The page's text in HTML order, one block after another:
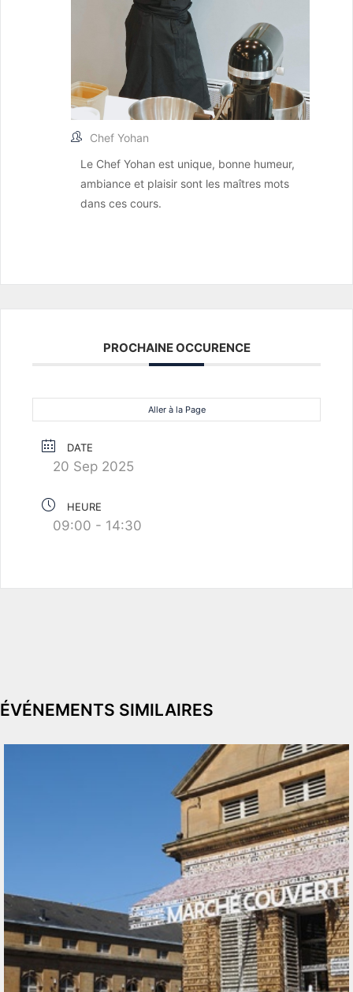
Chef Yohan
Le Chef Yohan est unique, bonne humeur,
ambiance et plaisir sont les maîtres mots
dans ces cours.
PROCHAINE OCCURENCE
Aller à la Page
DATE
20 Sep 2025
HEURE
09:00 - 14:30
ÉVÉNEMENTS SIMILAIRES